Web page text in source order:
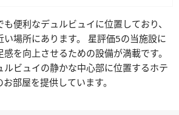
便利なデュルビュイに位置しており、
場所にあります。 星評価5の当施設に
を向上させるための設備が満載です。
ルビュイの静かな中心部に位置するホテ
部屋を提供しています。